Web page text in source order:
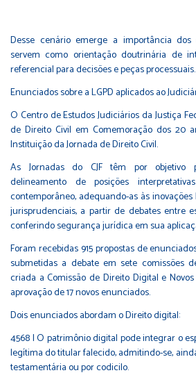
Desse cenário emerge a importância dos
servem como orientação doutrinária de
referencial para decisões e peças processuais.
Enunciados sobre a LGPD aplicados ao
O Centro de Estudos Judiciários da Justiça
de Direito Civil em Comemoração dos 20
Instituição da Jornada de Direito Civil.
As Jornadas do CJF têm por objetivo
delineamento de posições
contemporâneo, adequando-as às
jurisprudenciais, a partir de debates entre
conferindo segurança jurídica em sua
Foram recebidas 915 propostas de
submetidas a debate em sete comissões
criada a Comissão de Direito Digital e
aprovação de 17 novos enunciados.
Dois enunciados abordam o Direito digital:
4568 | O patrimônio digital pode integrar o
legítima do titular falecido, admitindo-se,
testamentária ou por codicilo.